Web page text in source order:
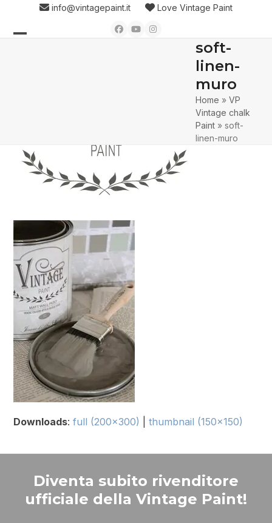
content
info@vintagepaint.it Love Vintage Paint
Facebook
YouTubeInstagram
soft-
linen-
muro
Home »VP
Vintage chalk
Paint »soft-
linen-muro
Downloads:full (200x300) |thumbnail (150x150)
Diventa subito rivenditore
ufficiale della Vintage Paint!